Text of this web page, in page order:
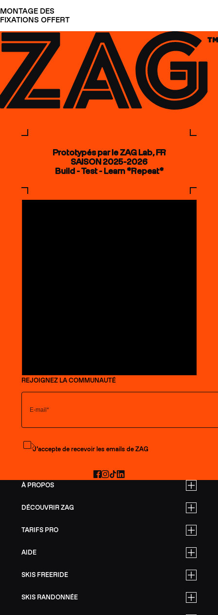
MONTAGE DES
FIXATIONS OFFERT
À PROPOS
DÉCOUVRIR ZAG
TARIFS PRO
AIDE
SKIS FREERIDE
SKIS RANDONNÉE
Prototypés par le ZAG Lab, FR
SAISON 2025-2026
Build - Test - Learn *Repeat*
REJOIGNEZ LA COMMUNAUTÉ
S'abonner à la newsletter
J’accepte de recevoir les emails de ZAG
Facebook
Instagram
TikTokLinkedIn